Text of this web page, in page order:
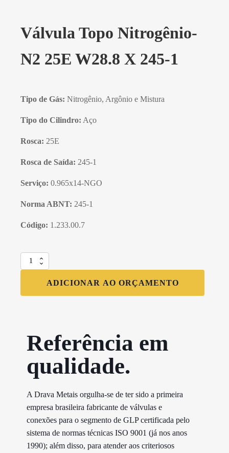
Válvula Topo Nitrogênio-
N2 25E W28.8 X 245-1
Tipo de Gás: Nitrogênio, Argônio e Mistura
Tipo do Cilindro: Aço
Rosca: 25E
Rosca de Saída: 245-1
Serviço: 0.965x14-NGO
Norma ABNT: 245-1
Código: 1.233.00.7
Válvula
Topo
quantidade
ADICIONAR AO ORÇAMENTO
Referência em
qualidade.​
A Drava Metais orgulha-se de ter sido a primeira
empresa brasileira fabricante de válvulas e
conexões para o segmento de GLP certificada pelo
sistema de normas técnicas ISO 9001 (já nos anos
1990); além disso, para atender aos criteriosos